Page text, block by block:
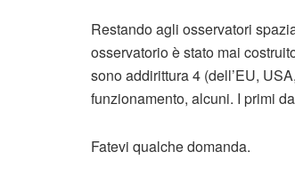
Restando agli osservatori
osservatorio è stato mai
sono addirittura 4 (dell’EU,
funzionamento, alcuni. I primi
Fatevi qualche domanda.